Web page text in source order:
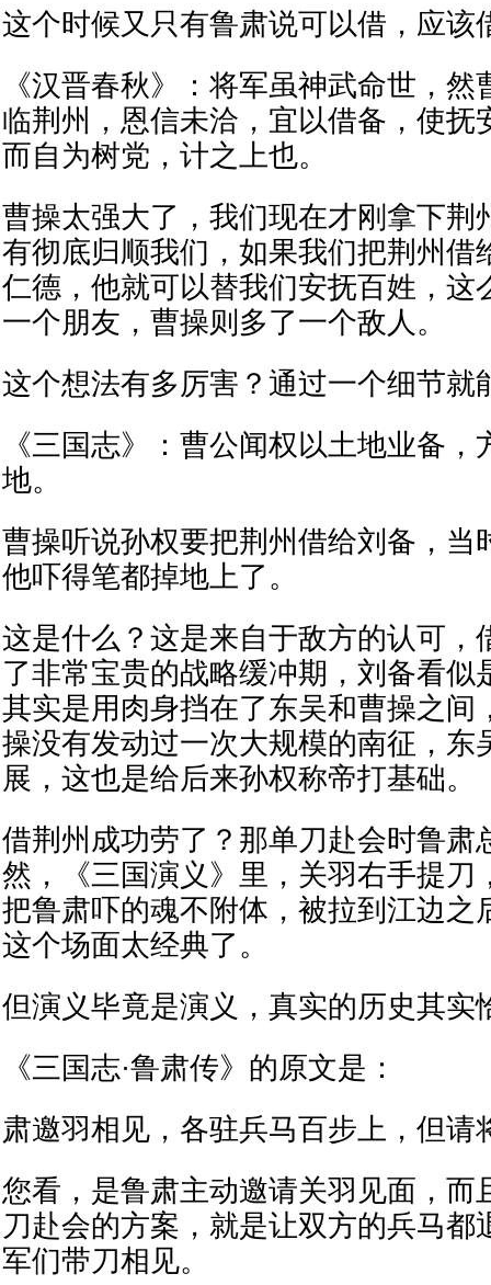
这个时候又只有鲁肃说可以借，应该
《汉晋春秋》：将军虽神武命世，
临荆州，恩信未洽，宜以借备，使抚
而自为树党，计之上也。
曹操太强大了，我们现在才刚拿下荆
有彻底归顺我们，如果我们把荆州借
仁德，他就可以替我们安抚百姓，这
一个朋友，曹操则多了一个敌人。
这个想法有多厉害？通过一个细节就
《三国志》：曹公闻权以土地业备
地。
曹操听说孙权要把荆州借给刘备，当
他吓得笔都掉地上了。
这是什么？这是来自于敌方的认可，
了非常宝贵的战略缓冲期，刘备看似
其实是用肉身挡在了东吴和曹操之间
操没有发动过一次大规模的南征，东
展，这也是给后来孙权称帝打基础。
借荆州成功劳了？那单刀赴会时鲁肃
然，《三国演义》里，关羽右手提刀
把鲁肃吓的魂不附体，被拉到江边之
这个场面太经典了。
但演义毕竟是演义，真实的历史其实
《三国志·鲁肃传》的原文是：
肃邀羽相见，各驻兵马百步上，但请
您看，是鲁肃主动邀请关羽见面，而
刀赴会的方案，就是让双方的兵马都
军们带刀相见。